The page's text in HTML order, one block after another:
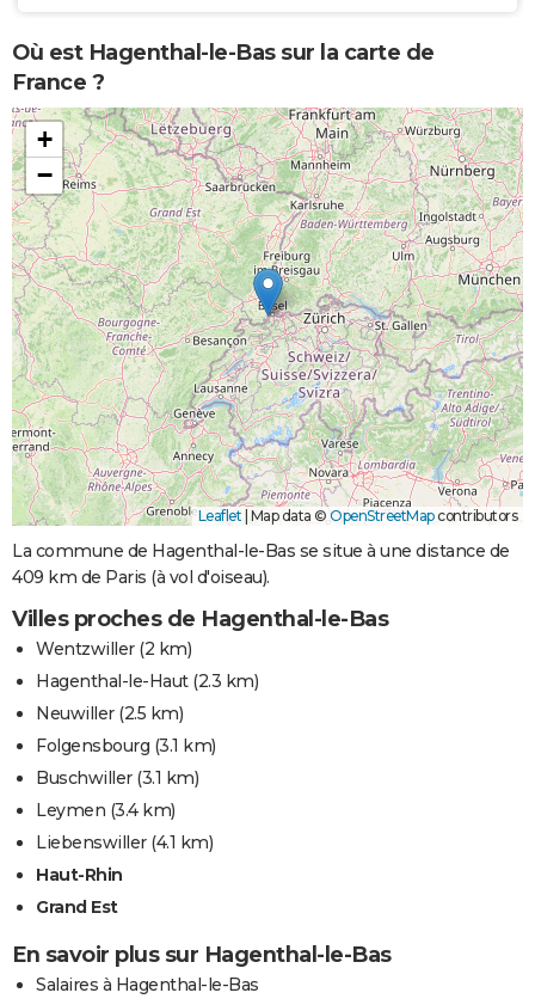
Où est Hagenthal-le-Bas sur la carte de
France ?
+
−
Leaflet Map data © OpenStreetMapcontributors
La commune de Hagenthal-le-Bas se situe à une distance de
409 km de Paris (à vol d'oiseau).
Villes proches de Hagenthal-le-Bas
Wentzwiller(2 km)
Hagenthal-le-Haut(2.3 km)
Neuwiller(2.5 km)
Folgensbourg (3.1 km)
Buschwiller(3.1 km)
Leymen (3.4 km)
Liebenswiller(4.1 km)
Haut-Rhin
Grand Est
En savoir plus sur Hagenthal-le-Bas
Salaires à Hagenthal-le-Bas